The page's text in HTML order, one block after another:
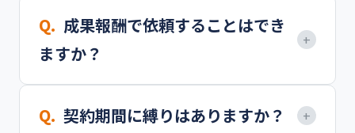
から設計しますので、ノウハウや人脈がなくても成
果につなげられます。
材に合わせて柔軟にご提案しています。無料相談の
際に詳しくご説明いたします。
Q. 成果報酬で依頼することはでき
ますか？
+
やターゲットに応じて最適な報酬体系をご提案しま
Q. 契約期間に縛りはありますか？ +